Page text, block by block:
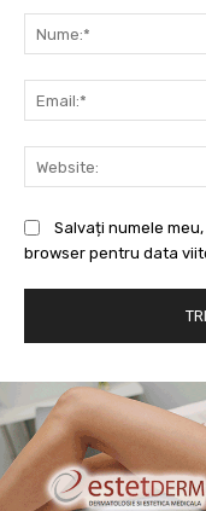
Salvați numele
browser pentru data